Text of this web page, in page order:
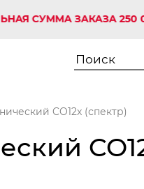
ЗАКАЗА 250 000
CO12x (спектр)